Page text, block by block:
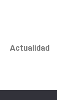
Actualidad